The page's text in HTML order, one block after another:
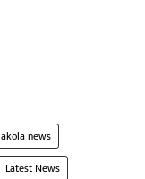
akola news
Latest News